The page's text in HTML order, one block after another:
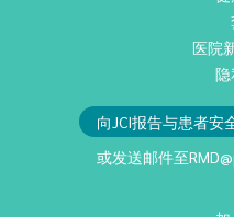
医院
隐
向JCI报告与患者安
或发送邮件至